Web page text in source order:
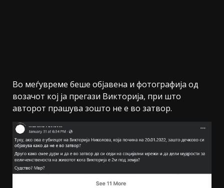
Во меѓувреме беше објавена и фотографија од
возачот кој ја прегази Викторија, при што
авторот прашува зошто не е во затвор.